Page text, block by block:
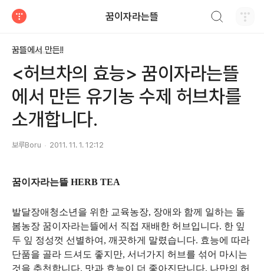
꿈이자라는뜰
꿈뜰에서 만든!!
<허브차의 효능> 꿈이자라는뜰
에서 만든 유기농 수제 허브차를
소개합니다.
보루Boru 2011. 11. 1. 12:12
꿈이자라는뜰 HERB TEA
발달장애청소년을 위한 교육농장, 장애와 함께 일하는 돌
봄농장 꿈이자라는뜰에서 직접 재배한 허브입니다. 한 잎
두 잎 정성껏 선별하여, 깨끗하게 말렸습니다. 효능에 따라
단품을 골라 드셔도 좋지만, 서너가지 허브를 섞어 마시는
것을 추천합니다. 맛과 효능이 더 좋아진답니다. 나만의 허